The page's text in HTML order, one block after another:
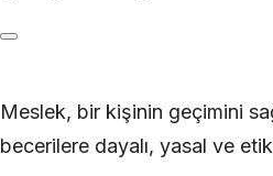
Meslek, bir kişinin geçimini
becerilere dayalı, yasal ve